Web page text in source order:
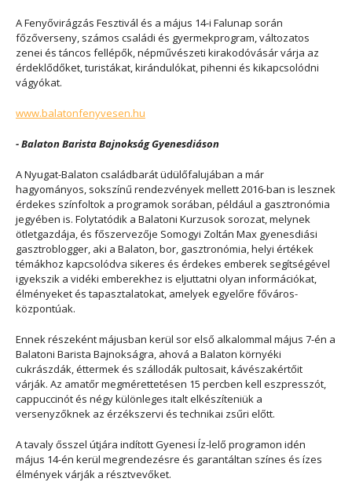
A Fenyővirágzás Fesztivál és a május 14-i Falunap során
főzőverseny, számos családi és gyermekprogram, változatos
zenei és táncos fellépők, népművészeti kirakodóvásár várja az
érdeklődőket, turistákat, kirándulókat, pihenni és kikapcsolódni
vágyókat.
www.balatonfenyvesen.hu
- Balaton Barista Bajnokság Gyenesdiáson
A Nyugat-Balaton családbarát üdülőfalujában a már
hagyományos, sokszínű rendezvények mellett 2016-ban is lesznek
érdekes színfoltok a programok sorában, például a gasztronómia
jegyében is. Folytatódik a Balatoni Kurzusok sorozat, melynek
ötletgazdája, és főszervezője Somogyi Zoltán Max gyenesdiási
gasztroblogger, aki a Balaton, bor, gasztronómia, helyi értékek
témákhoz kapcsolódva sikeres és érdekes emberek segítségével
igyekszik a vidéki emberekhez is eljuttatni olyan információkat,
élményeket és tapasztalatokat, amelyek egyelőre főváros-
központúak.
Ennek részeként májusban kerül sor első alkalommal május 7-én a
Balatoni Barista Bajnokságra, ahová a Balaton környéki
cukrászdák, éttermek és szállodák pultosait, kávészakértőit
várják. Az amatőr megmérettetésen 15 percben kell eszpresszót,
cappuccinót és négy különleges italt elkészíteniük a
versenyzőknek az érzékszervi és technikai zsűri előtt.
A tavaly ősszel útjára indított Gyenesi Íz-lelő programon idén
május 14-én kerül megrendezésre és garantáltan színes és ízes
élmények várják a résztvevőket.